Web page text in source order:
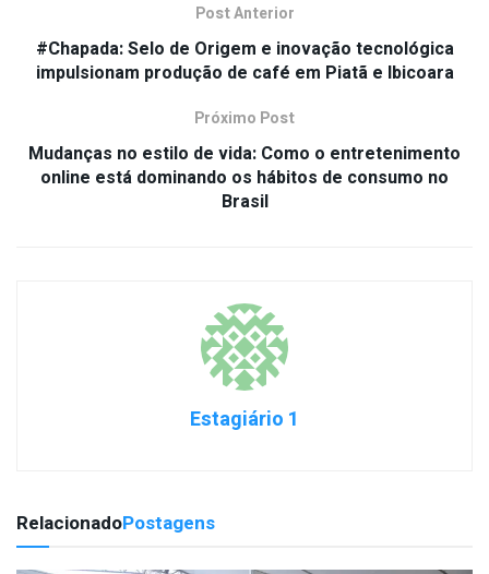
Post Anterior
#Chapada: Selo de Origem e inovação tecnológica
impulsionam produção de café em Piatã e Ibicoara
Próximo Post
Mudanças no estilo de vida: Como o entretenimento
online está dominando os hábitos de consumo no
Brasil
Estagiário 1
RelacionadoPostagens